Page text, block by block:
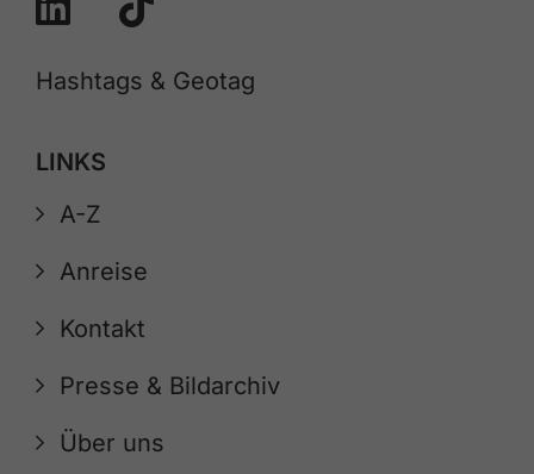
Hashtags & Geotag
LINKS
A-Z
Anreise
Kontakt
Presse & Bildarchiv
Über uns